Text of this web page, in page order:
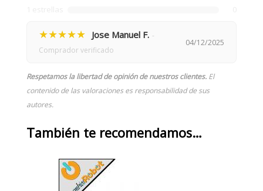
★★★★★ Jose Manuel F. -
Comprador verificado
04/12/2025
Respetamos la libertad de opinión de nuestros clientes. El
contenido de las valoraciones es responsabilidad de sus
autores.
También te recomendamos…